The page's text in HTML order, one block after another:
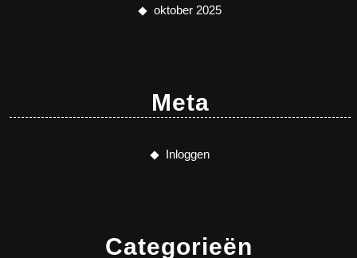
oktober 2025
Meta
Inloggen
Categorieën